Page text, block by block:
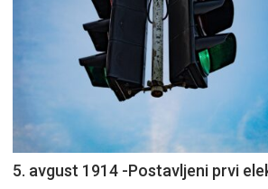
5. avgust 1914 -Postavljeni prvi